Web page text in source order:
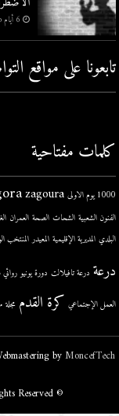
6 أيام ago
تابعونا على مواقع
كلمات مفتاحية
1000 يوم الاولى zagoura
الفنون الشعبية الشحات الصحة العمران
البلدي المديرية الإقليمية المعيدر المنتخب
درعة درعة تافيلالت دورة يونيو
العمل الإجتماعي كرة القدم مجلة
byMoncefTech
© Copyright 2026, ZagoraNewsMedia All Rights Reserved